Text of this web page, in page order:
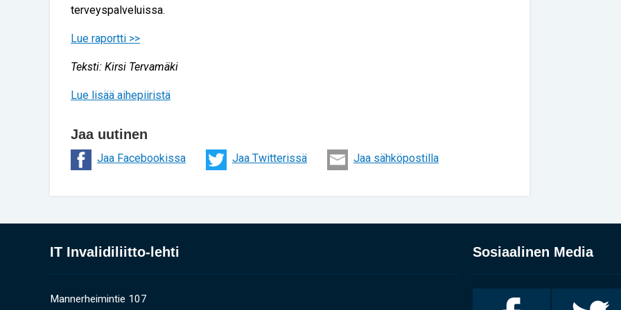
terveyspalveluissa.
Lue raportti >>
Teksti: Kirsi Tervamäki
Lue lisää aihepiiristä
Jaa uutinen
Jaa Facebookissa Jaa Twitterissä Jaa sähköpostilla
IT Invalidiliitto-lehti
Mannerheimintie 107
Sosiaalinen Media
Invalidiliitto Invalidiliitto